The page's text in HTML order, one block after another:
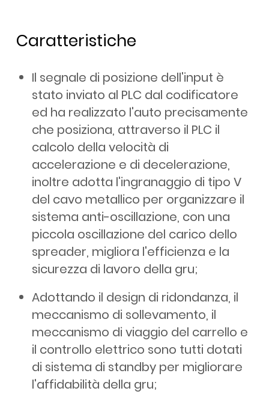
Caratteristiche
Il segnale di posizione dell'input è
stato inviato al PLC dal codificatore
ed ha realizzato l'auto precisamente
che posiziona, attraverso il PLC il
calcolo della velocità di
accelerazione e di decelerazione,
inoltre adotta l'ingranaggio di tipo V
del cavo metallico per organizzare il
sistema anti-oscillazione, con una
piccola oscillazione del carico dello
spreader, migliora l'efficienza e la
sicurezza di lavoro della gru;
Adottando il design di ridondanza, il
meccanismo di sollevamento, il
meccanismo di viaggio del carrello e
il controllo elettrico sono tutti dotati
di sistema di standby per migliorare
l'affidabilità della gru;